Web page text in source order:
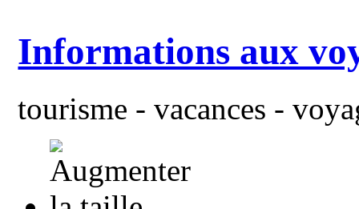
Informations aux
tourisme - vacances -